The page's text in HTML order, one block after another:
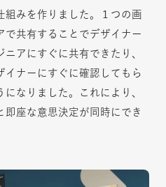
組みを作りました。１つの画
で共有することでデザイナー
アにすぐに共有できたり、
イナーにすぐに確認してもら
なりました。これにより、
即座な意思決定が同時にでき